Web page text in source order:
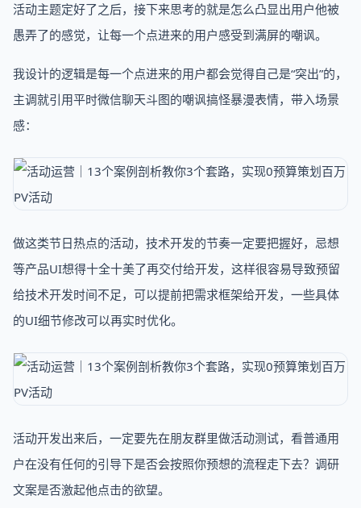
活动主题定好了之后，接下来思考的就是怎么凸显出用户他被
愚弄了的感觉，让每一个点进来的用户感受到满屏的嘲讽。
我设计的逻辑是每一个点进来的用户都会觉得自己是“突出”的，
主调就引用平时微信聊天斗图的嘲讽搞怪暴漫表情，带入场景
感：
做这类节日热点的活动，技术开发的节奏一定要把握好，忌想
等产品UI想得十全十美了再交付给开发，这样很容易导致预留
给技术开发时间不足，可以提前把需求框架给开发，一些具体
的UI细节修改可以再实时优化。
活动开发出来后，一定要先在朋友群里做活动测试，看普通用
户在没有任何的引导下是否会按照你预想的流程走下去？调研
文案是否激起他点击的欲望。